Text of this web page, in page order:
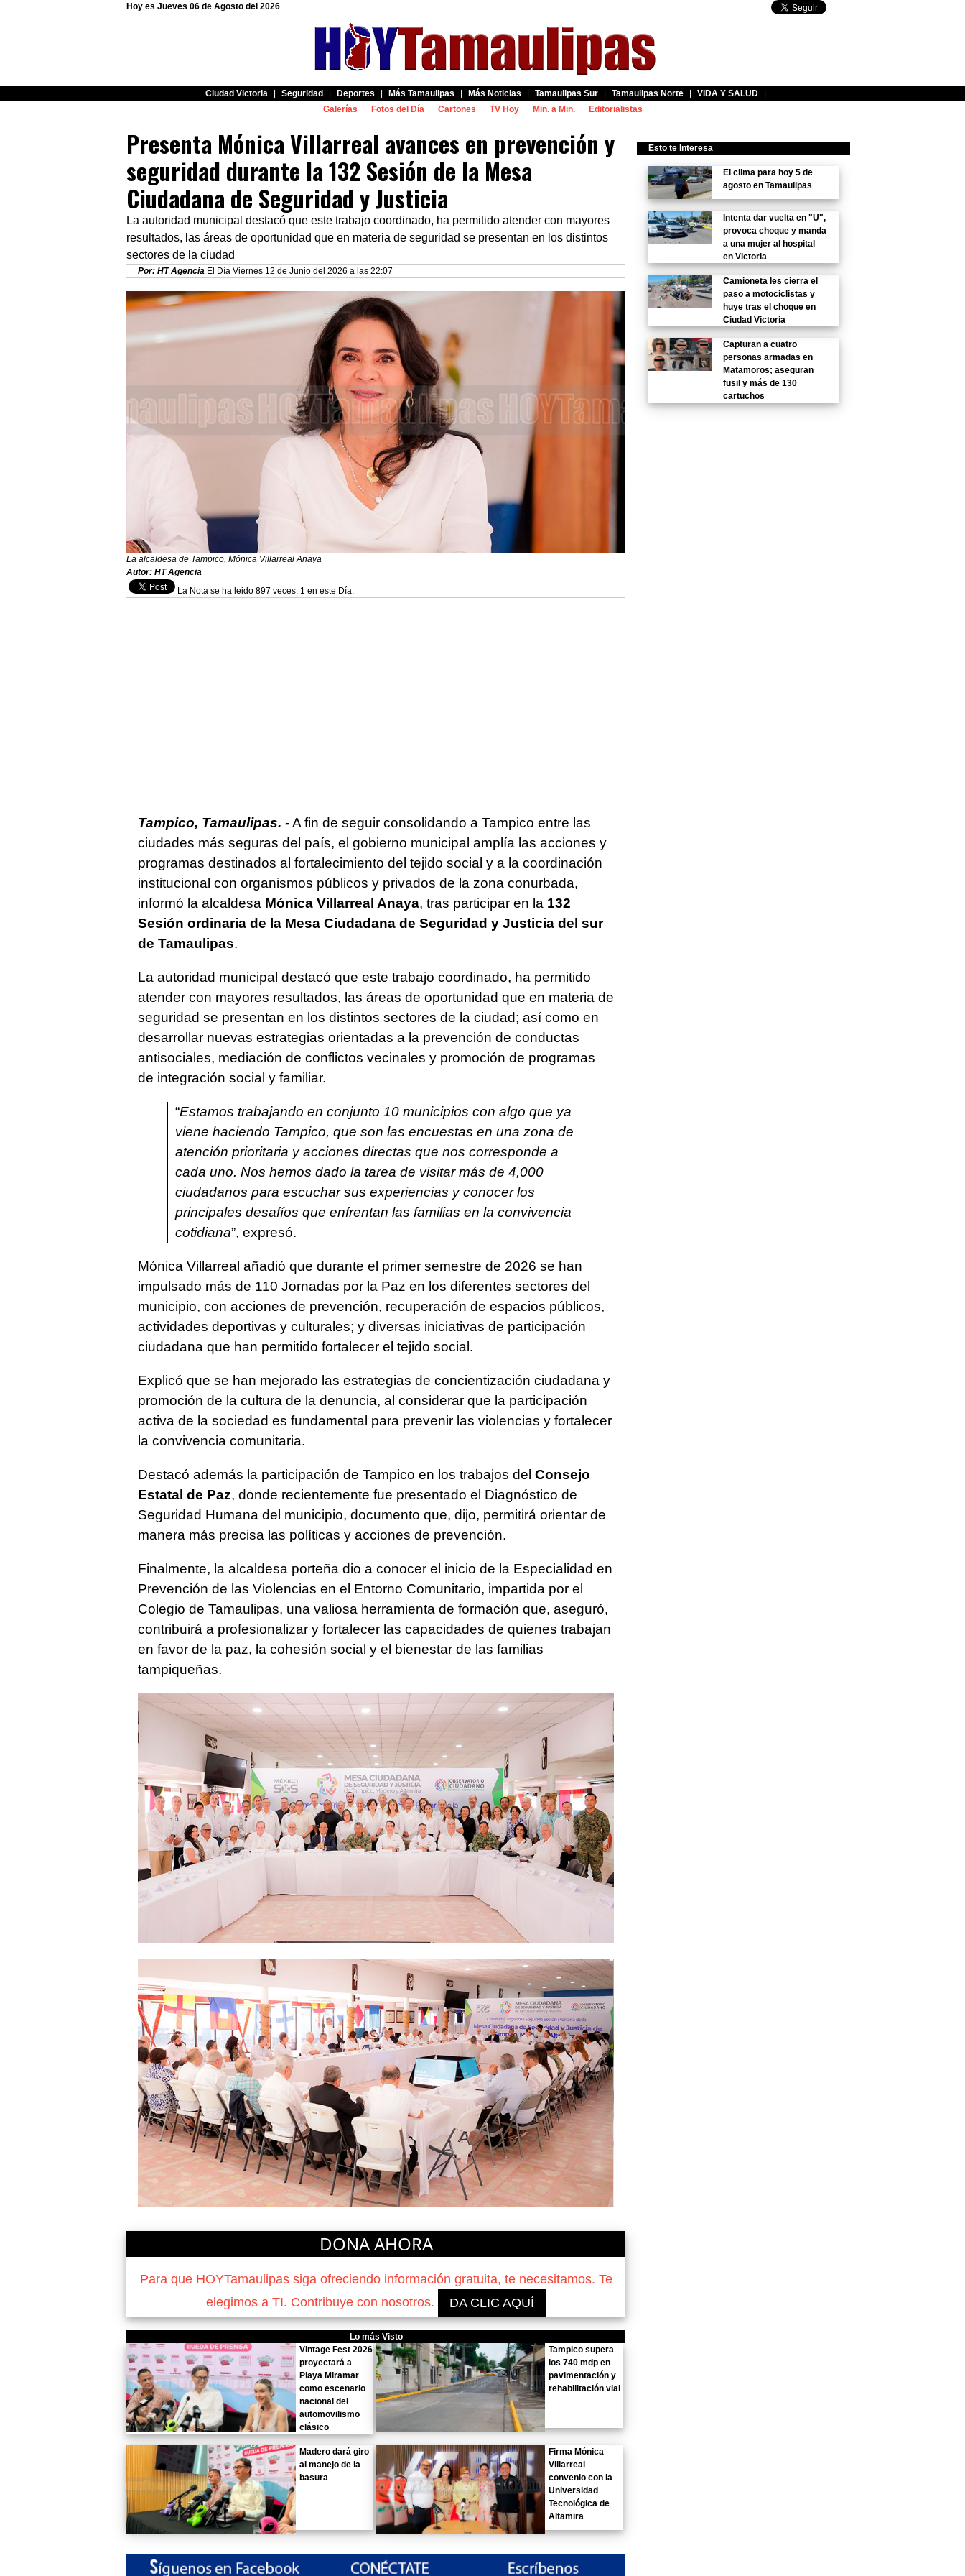
Hoy es Jueves 06 de Agosto del 2026
Ciudad Victoria Seguridad Deportes Más Tamaulipas Más Noticias Tamaulipas Sur Tamaulipas Norte VIDA Y SALUD
Galerías
Fotos del Día Cartones TV Hoy Min. a Min. Editorialistas
Presenta Mónica Villarreal avances en prevención y
seguridad durante la 132 Sesión de la Mesa
Ciudadana de Seguridad y Justicia
La autoridad municipal destacó que este trabajo coordinado, ha permitido atender con mayores
resultados, las áreas de oportunidad que en materia de seguridad se presentan en los distintos
sectores de la ciudad
Por: HT Agencia El Día Viernes 12 de Junio del 2026 a las 22:07
La alcaldesa de Tampico, Mónica Villarreal Anaya
Autor: HT Agencia
La Nota se ha leido 897 veces. 1 en este Día.
Tampico, Tamaulipas. -A fin de seguir consolidando a Tampico entre las
ciudades más seguras del país, el gobierno municipal amplía las acciones y
programas destinados al fortalecimiento del tejido social y a la coordinación
institucional con organismos públicos y privados de la zona conurbada,
informó la alcaldesa Mónica Villarreal Anaya, tras participar en la 132
Sesión ordinaria de la Mesa Ciudadana de Seguridad y Justicia del sur
de Tamaulipas.
La autoridad municipal destacó que este trabajo coordinado, ha permitido
atender con mayores resultados, las áreas de oportunidad que en materia de
seguridad se presentan en los distintos sectores de la ciudad; así como en
desarrollar nuevas estrategias orientadas a la prevención de conductas
antisociales, mediación de conflictos vecinales y promoción de programas
de integración social y familiar.
“Estamos trabajando en conjunto 10 municipios con algo que ya
viene haciendo Tampico, que son las encuestas en una zona de
atención prioritaria y acciones directas que nos corresponde a
cada uno. Nos hemos dado la tarea de visitar más de 4,000
ciudadanos para escuchar sus experiencias y conocer los
principales desafíos que enfrentan las familias en la convivencia
cotidiana”, expresó.
Mónica Villarreal añadió que durante el primer semestre de 2026 se han
impulsado más de 110 Jornadas por la Paz en los diferentes sectores del
municipio, con acciones de prevención, recuperación de espacios públicos,
actividades deportivas y culturales; y diversas iniciativas de participación
ciudadana que han permitido fortalecer el tejido social.
Explicó que se han mejorado las estrategias de concientización ciudadana y
promoción de la cultura de la denuncia, al considerar que la participación
activa de la sociedad es fundamental para prevenir las violencias y fortalecer
la convivencia comunitaria.
Destacó además la participación de Tampico en los trabajos del Consejo
Estatal de Paz, donde recientemente fue presentado el Diagnóstico de
Seguridad Humana del municipio, documento que, dijo, permitirá orientar de
manera más precisa las políticas y acciones de prevención.
Finalmente, la alcaldesa porteña dio a conocer el inicio de la Especialidad en
Prevención de las Violencias en el Entorno Comunitario, impartida por el
Colegio de Tamaulipas, una valiosa herramienta de formación que, aseguró,
contribuirá a profesionalizar y fortalecer las capacidades de quienes trabajan
en favor de la paz, la cohesión social y el bienestar de las familias
tampiqueñas.
DONA AHORA
Para que HOYTamaulipas siga ofreciendo información gratuita, te necesitamos. Te
elegimos a TI. Contribuye con nosotros.
DA CLIC AQUÍ
Lo más Visto
Vintage Fest 2026
proyectará a
Playa Miramar
como escenario
nacional del
automovilismo
clásico
Tampico supera
los 740 mdp en
pavimentación y
rehabilitación vial
Madero dará giro
al manejo de la
basura
Firma Mónica
Villarreal
convenio con la
Universidad
Tecnológica de
Altamira
Esto te Interesa
El clima para hoy 5 de
agosto en Tamaulipas
Intenta dar vuelta en "U",
provoca choque y manda
a una mujer al hospital
en Victoria
Camioneta les cierra el
paso a motociclistas y
huye tras el choque en
Ciudad Victoria
Capturan a cuatro
personas armadas en
Matamoros; aseguran
fusil y más de 130
cartuchos